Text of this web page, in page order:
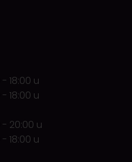
- 18:00 u
- 18:00 u
- 20:00 u
- 18:00 u